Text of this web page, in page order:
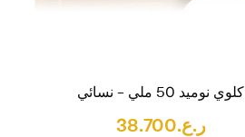
كلوي نوميد 50 ملي – نسائي
ر.ع.38.700